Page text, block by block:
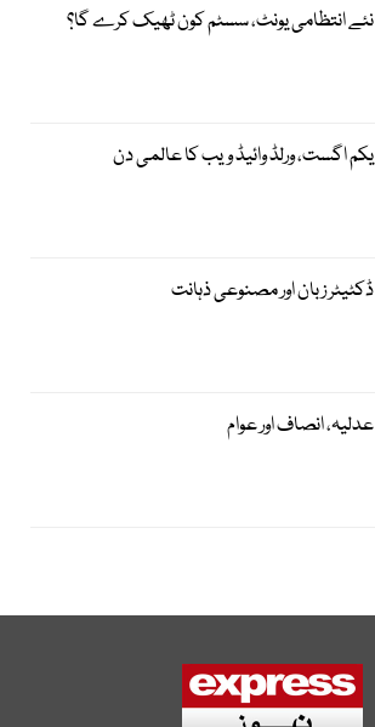
نئے انتظامی یونٹ، سسٹم کون ٹھیک کرے گا؟
یکم اگست، ورلڈ وائیڈ ویب کا عالمی دن
ڈکٹیٹر زبان اور مصنوعی ذہانت
عدلیہ، انصاف اور عوام